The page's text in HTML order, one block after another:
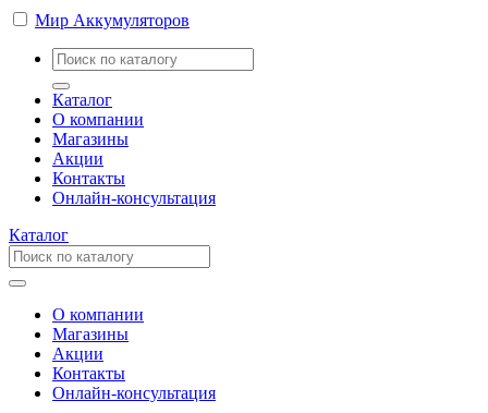
Мир Аккумуляторов
Каталог
О компании
Магазины
Акции
Контакты
Онлайн-консультация
Каталог
О компании
Магазины
Акции
Контакты
Онлайн-консультация